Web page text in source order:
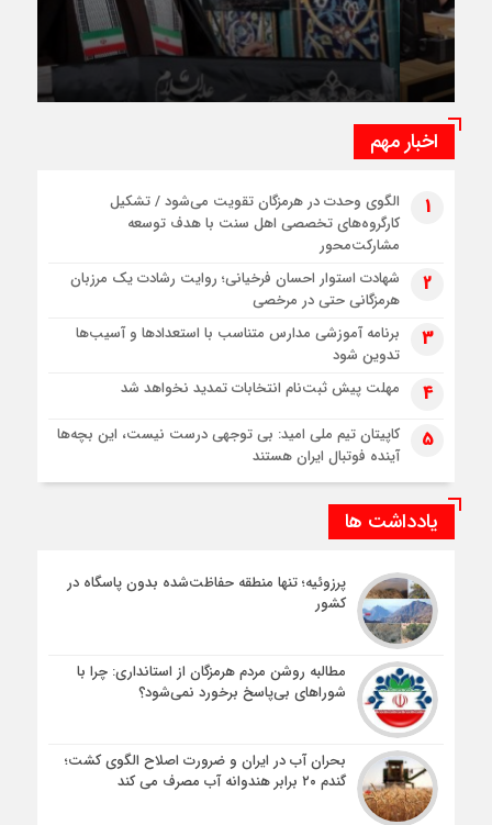
امام جمعه کیش: رکود یک ساله گردشگری کسبه
جزیره را گرفتار کرده است
اخبار مهم
1
الگوی وحدت در هرمزگان تقویت می‌شود / تشکیل
کارگروه‌های تخصصی اهل سنت با هدف توسعه
مشارکت‌محور
2
شهادت استوار احسان فرخیانی؛ روایت رشادت یک مرزبان
هرمزگانی حتی در مرخصی
3
برنامه آموزشی مدارس متناسب با استعدادها و آسیب‌ها
تدوین شود
4 مهلت پیش ثبت‌نام انتخابات تمدید نخواهد شد
5
کاپیتان تیم ملی امید: بی توجهی درست نیست، این بچه‌ها
آینده فوتبال ایران هستند
یادداشت ها
پرزوئیه؛ تنها منطقه حفاظت‌شده بدون پاسگاه در
کشور
مطالبه روشن مردم هرمزگان از استانداری: چرا با
شوراهای بی‌پاسخ برخورد نمی‌شود؟
بحران آب در ایران و ضرورت اصلاح الگوی کشت؛
گندم ۲۰ برابر هندوانه آب مصرف می کند